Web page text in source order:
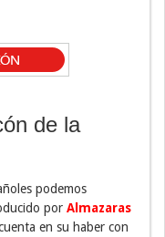
de la
podemos
por Almazaras
en su haber con